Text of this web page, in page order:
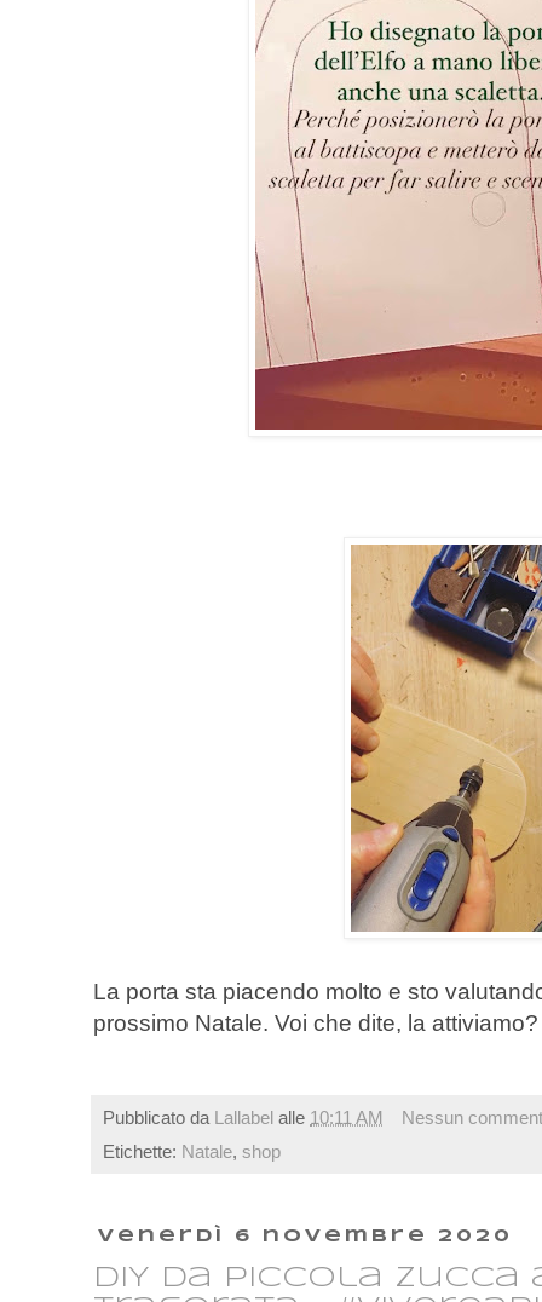
La porta sta piacendo molto e sto
prossimo Natale. Voi che dite, la attiviamo?
Pubblicato da Lallabel alle 10:11 AM
Nessun
Etichette: Natale, shop
venerdì 6 novembre 2020
DIY da piccola